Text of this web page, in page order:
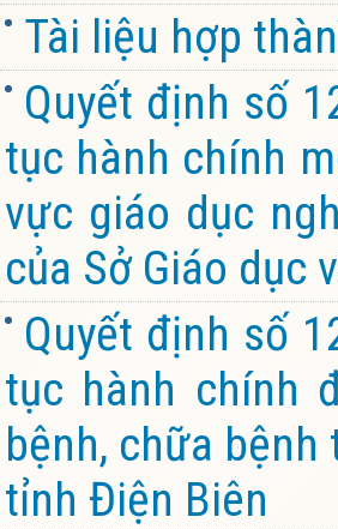
Tài liệu hợp
Quyết định số
tục hành chính
vực giáo dục
của Sở Giáo dục
Quyết định số
tục hành chính
bệnh, chữa
tỉnh Điện Biên